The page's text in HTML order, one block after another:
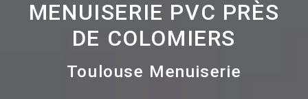
MENUISERIE PVC PRÈS
DE COLOMIERS
Toulouse Menuiserie